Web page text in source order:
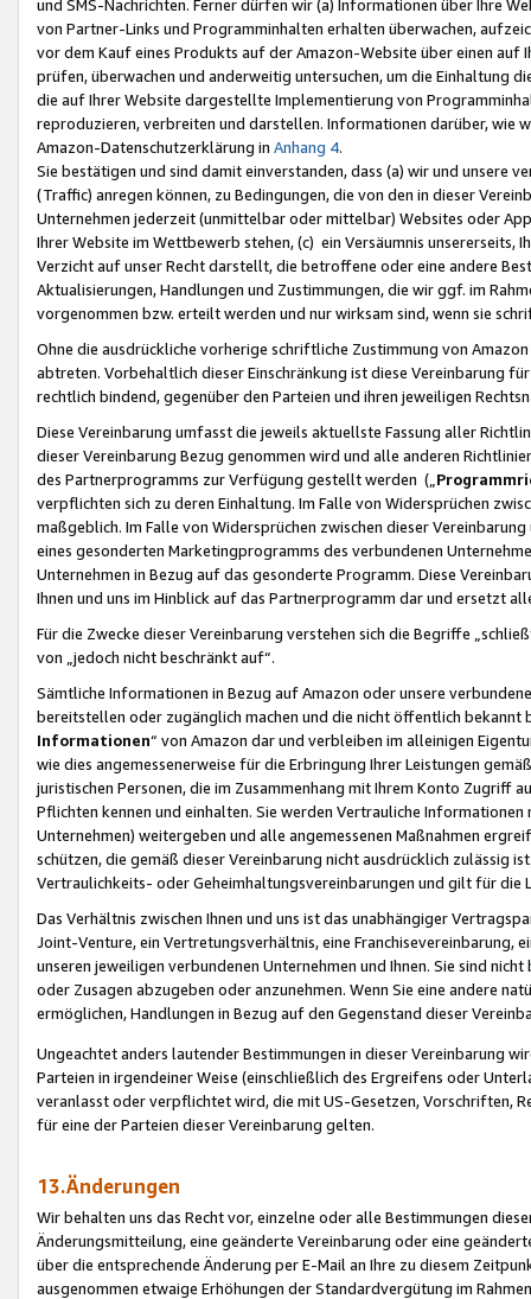
und SMS-Nachrichten. Ferner dürfen wir (a) Informationen über Ihre
von Partner-Links und Programminhalten erhalten überwachen,
vor dem Kauf eines Produkts auf der Amazon-Website über einen
prüfen, überwachen und anderweitig untersuchen, um die Einhaltung
die auf Ihrer Website dargestellte Implementierung von
reproduzieren, verbreiten und darstellen. Informationen darüber, wie
Amazon-Datenschutzerklärung in Anhang 4.
Sie bestätigen und sind damit einverstanden, dass (a) wir und
(Traffic) anregen können, zu Bedingungen, die von den in dieser
Unternehmen jederzeit (unmittelbar oder mittelbar) Websites oder
Ihrer Website im Wettbewerb stehen, (c) ein Versäumnis unsererseits,
Verzicht auf unser Recht darstellt, die betroffene oder eine andere
Aktualisierungen, Handlungen und Zustimmungen, die wir ggf. im
vorgenommen bzw. erteilt werden und nur wirksam sind, wenn sie
Ohne die ausdrückliche vorherige schriftliche Zustimmung von
abtreten. Vorbehaltlich dieser Einschränkung ist diese Vereinbarung
rechtlich bindend, gegenüber den Parteien und ihren jeweiligen
Diese Vereinbarung umfasst die jeweils aktuellste Fassung aller
dieser Vereinbarung Bezug genommen wird und alle anderen
des Partnerprogramms zur Verfügung gestellt werden („
verpflichten sich zu deren Einhaltung. Im Falle von Widersprüchen
maßgeblich. Im Falle von Widersprüchen zwischen dieser
eines gesonderten Marketingprogramms des verbundenen
Unternehmen in Bezug auf das gesonderte Programm. Diese
Ihnen und uns im Hinblick auf das Partnerprogramm dar und ersetzt
Für die Zwecke dieser Vereinbarung verstehen sich die Begriffe
von „jedoch nicht beschränkt auf“.
Sämtliche Informationen in Bezug auf Amazon oder unsere
bereitstellen oder zugänglich machen und die nicht öffentlich
Informationen“ von Amazon dar und verbleiben im alleinigen
wie dies angemessenerweise für die Erbringung Ihrer Leistungen
juristischen Personen, die im Zusammenhang mit Ihrem Konto
Pflichten kennen und einhalten. Sie werden Vertrauliche
Unternehmen) weitergeben und alle angemessenen Maßnahmen
schützen, die gemäß dieser Vereinbarung nicht ausdrücklich zulässig
Vertraulichkeits- oder Geheimhaltungsvereinbarungen und gilt für die
Das Verhältnis zwischen Ihnen und uns ist das unabhängiger
Joint-Venture, ein Vertretungsverhältnis, eine Franchisevereinbarung,
unseren jeweiligen verbundenen Unternehmen und Ihnen. Sie sind
oder Zusagen abzugeben oder anzunehmen. Wenn Sie eine andere
ermöglichen, Handlungen in Bezug auf den Gegenstand dieser
Ungeachtet anders lautender Bestimmungen in dieser Vereinbarung
Parteien in irgendeiner Weise (einschließlich des Ergreifens oder
veranlasst oder verpflichtet wird, die mit US-Gesetzen, Vorschriften,
für eine der Parteien dieser Vereinbarung gelten.
13.Änderungen
Wir behalten uns das Recht vor, einzelne oder alle Bestimmungen
Änderungsmitteilung, eine geänderte Vereinbarung oder eine
über die entsprechende Änderung per E-Mail an Ihre zu diesem
ausgenommen etwaige Erhöhungen der Standardvergütung im